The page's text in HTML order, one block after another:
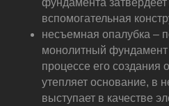
вспомогательная
несъемная опалубка –
монолитный
процессе его создания
утепляет основание, в
выступает в качестве